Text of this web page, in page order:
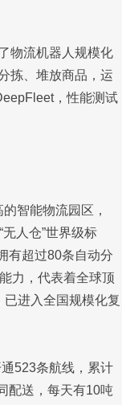
物流机器人规模化
拣、堆放商品，运
，性能测试
智能物流园区，
人仓”世界级标
有超过80条自动分
力，代表着全球顶
已进入全国规模化复
523条航线，累计
配送，每天有10吨